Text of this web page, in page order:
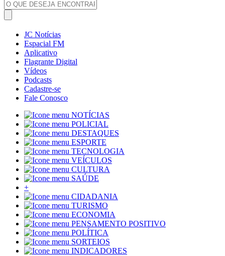
JC Notícias
Espacial FM
Aplicativo
Flagrante Digital
Vídeos
Podcasts
Cadastre-se
Fale Conosco
NOTÍCIAS
POLICIAL
DESTAQUES
ESPORTE
TECNOLOGIA
VEÍCULOS
CULTURA
SAÚDE
+
CIDADANIA
TURISMO
ECONOMIA
PENSAMENTO POSITIVO
POLÍTICA
SORTEIOS
INDICADORES